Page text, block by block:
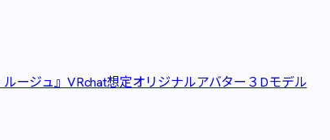
ージュ』VRchat想定オリジナルアバター３Dモデル